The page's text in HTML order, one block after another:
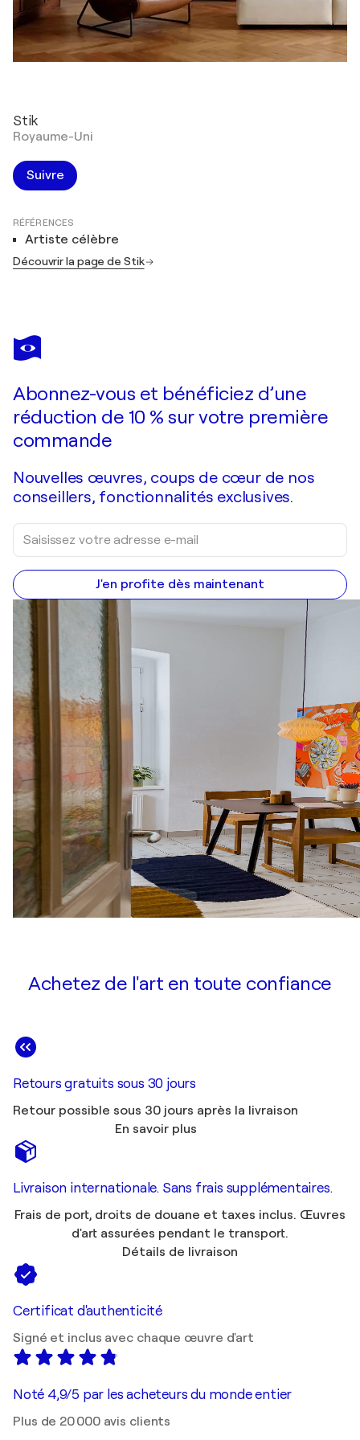
Stik
Royaume-Uni
Suivre
RÉFÉRENCES
Artiste célèbre
Découvrir la page de Stik
Abonnez-vous et bénéficiez d’une
réduction de 10 % sur votre première
commande
Nouvelles œuvres, coups de cœur de nos
conseillers, fonctionnalités exclusives.
J'en profite dès maintenant
Achetez de l'art en toute confiance
Retours gratuits sous 30 jours
Retour possible sous 30 jours après la livraison
En savoir plus
Livraison internationale. Sans frais supplémentaires.
Frais de port, droits de douane et taxes inclus. Œuvres
d'art assurées pendant le transport.
Détails de livraison
Certificat d'authenticité
Signé et inclus avec chaque œuvre d'art
Noté 4,9/5 par les acheteurs du monde entier
Plus de 20 000 avis clients